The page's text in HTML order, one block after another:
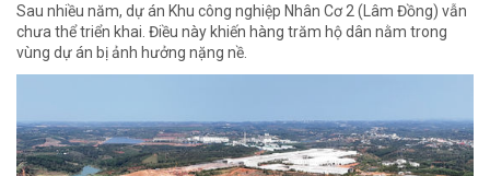
Sau nhiều năm, dự án Khu công nghiệp Nhân Cơ 2 (Lâm Đồng) vẫn
chưa thể triển khai. Điều này khiến hàng trăm hộ dân nằm trong
vùng dự án bị ảnh hưởng nặng nề.